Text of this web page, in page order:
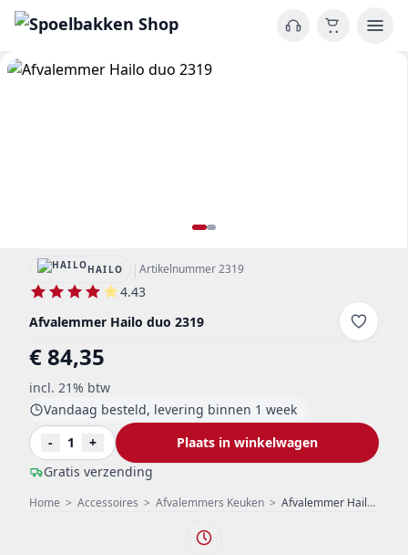
Home > Accessoires > Afvalemmers Keuken > Afvalemmer Hailo duo 2319
HAILO | Artikelnummer 2319
4.43
Afvalemmer Hailo duo 2319
€ 84,35
incl. 21% btw
Gratis verzending
Vandaag besteld, levering binnen 1 week
-
1 + Plaats in winkelwagen